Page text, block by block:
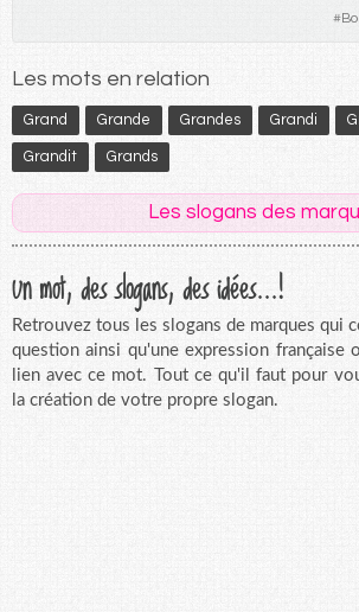
#
Les mots en relation
Grand Grande Grandes Grandi
Grandit Grands
Les slogans des
Un mot, des slogans, des idées...!
Retrouvez tous les slogans de marques qui
question ainsi qu'une expression française
lien avec ce mot. Tout ce qu'il faut pour
la création de votre propre slogan.